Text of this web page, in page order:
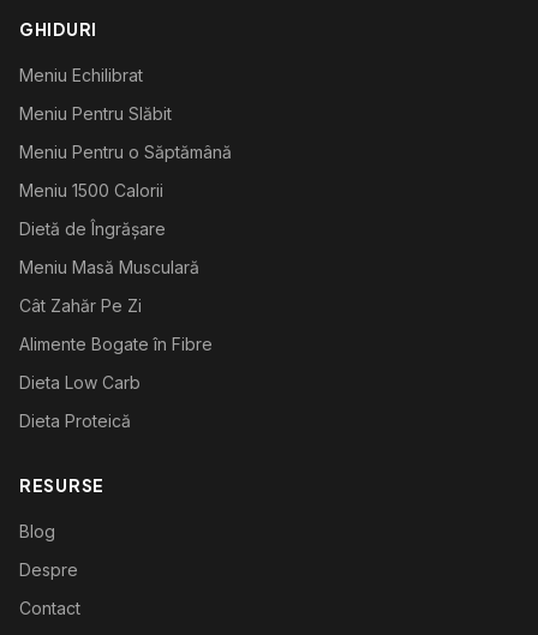
GHIDURI
Meniu Echilibrat
Meniu Pentru Slăbit
Meniu Pentru o Săptămână
Meniu 1500 Calorii
Dietă de Îngrășare
Meniu Masă Musculară
Cât Zahăr Pe Zi
Alimente Bogate în Fibre
Dieta Low Carb
Dieta Proteică
RESURSE
Blog
Despre
Contact